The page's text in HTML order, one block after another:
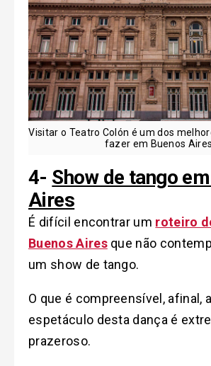
Visitar o Teatro Colón é um dos
fazer em Buenos Aires
4- Show de tango
Aires
É difícil encontrar um roteiro
Buenos Airesque não
um show de tango.
O que é compreensível, afinal,
espetáculo desta dança é
prazeroso.